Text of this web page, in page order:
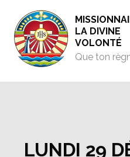
LA DIVINE
VOLONTÉ
Que ton
LUNDI 29